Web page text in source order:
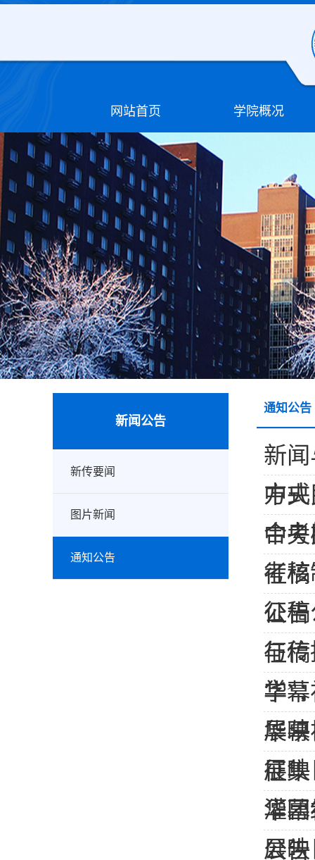
网站首页 学院概况
新闻公告
新传要闻
图片新闻
通知公告
通知公告
新
方式
中
合
中
考
征
征
公
与
征
学”
华
展
华
展
征
灌
华
展
公